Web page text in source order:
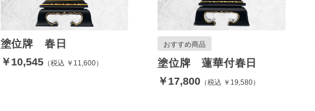
塗位牌 春日
￥10,545
税込 ￥11,600
おすすめ商品
塗位牌 蓮華付春日
￥17,800
税込 ￥19,580